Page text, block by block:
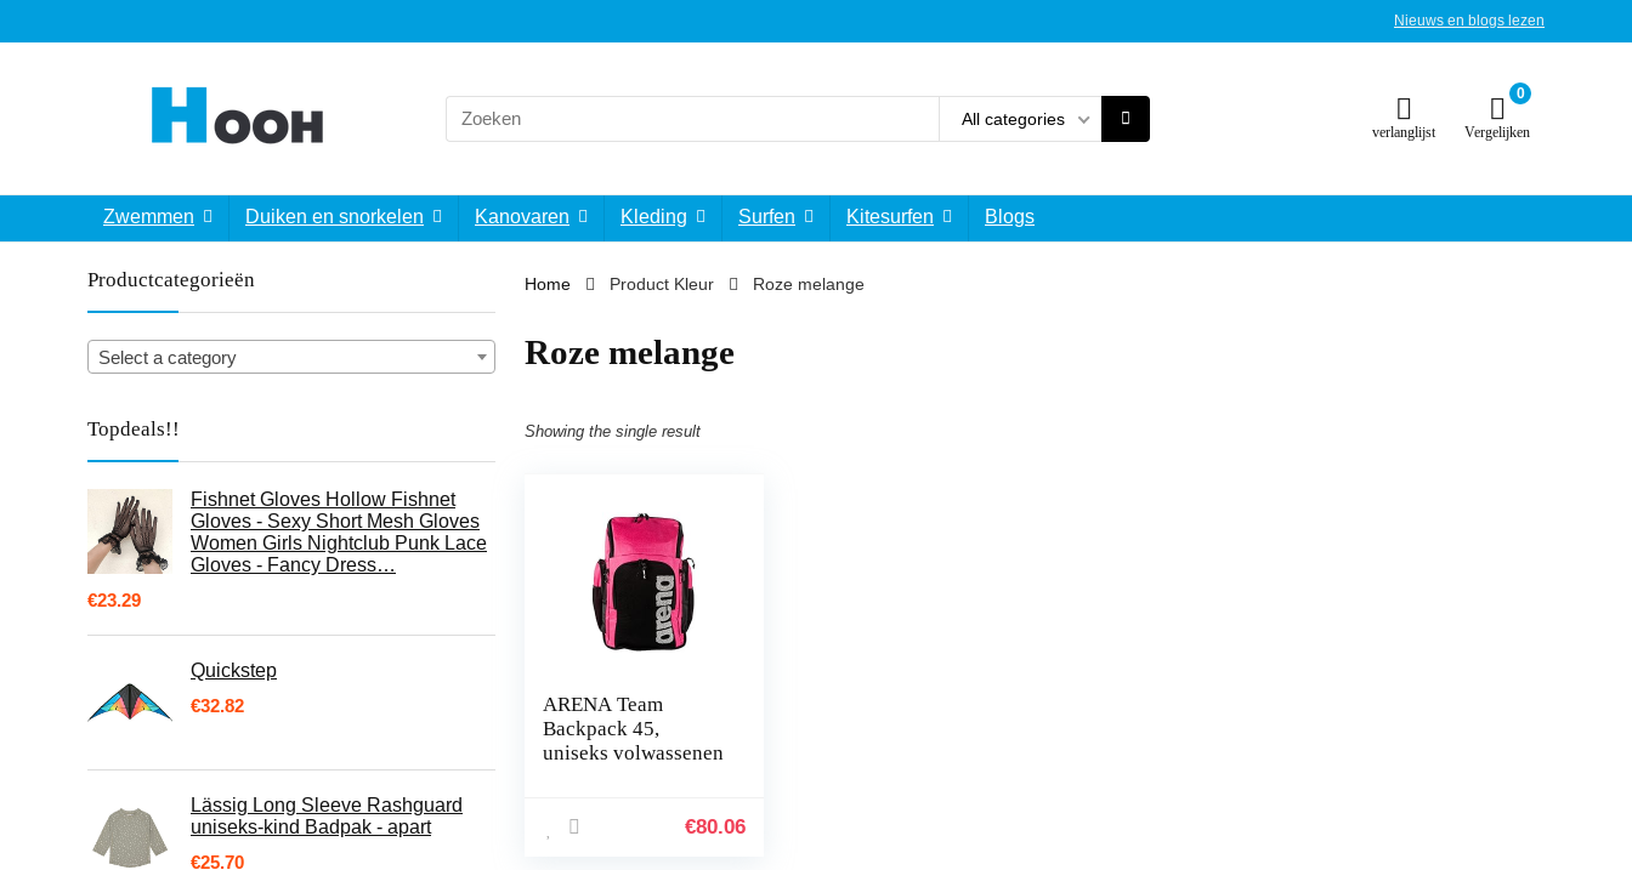
Nieuws en blogs lezen
Search
for:
All categories
verlanglijst
0
Vergelijken
Zwemmen Duiken en snorkelen Kanovaren Kleding Surfen Kitesurfen Blogs
Productcategorieën
Select a category
Topdeals!!
Fishnet Gloves Hollow Fishnet
Gloves - Sexy Short Mesh Gloves
Women Girls Nightclub Punk Lace
Gloves - Fancy Dress…
€23.29
Quickstep
€32.82
Lässig Long Sleeve Rashguard
uniseks-kind Badpak - apart
€25.70
Home Product Kleur ‎Roze melange
‎Roze melange
Showing the single result
ARENA Team
Backpack 45,
uniseks volwassenen
€80.06